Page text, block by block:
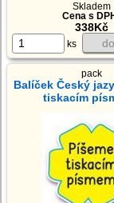
Skladem
Cena s
338Kč
ks
pack
Balíček Český
tiskacím